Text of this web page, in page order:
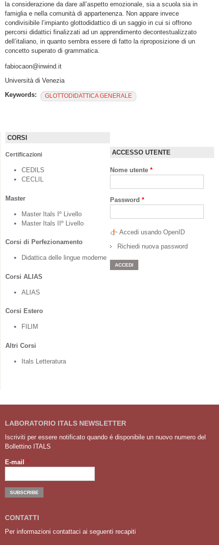
la considerazione da dare all’aspetto emozionale, sia a scuola sia in
famiglia e nella comunità di appartenenza. Non appare invece
condivisibile l’impianto glottodidattico di un saggio in cui si offrono
percorsi didattici finalizzati ad un apprendimento decontestualizzato
dell’italiano, in quanto sembra essere di fatto la riproposizione di un
concetto superato di grammatica.
fabiocaon@inwind.it
Università di Venezia
Keywords:
GLOTTODIDATTICA GENERALE
CORSI
Certificazioni
CEDILS
CECLIL
Master
Master Itals Iº Livello
Master Itals IIº Livello
Corsi di Perfezionamento
Didattica delle lingue moderne
Corsi ALIAS
ALIAS
Corsi Estero
FILIM
Altri Corsi
Itals Letteratura
ACCESSO UTENTE
Nome utente *
Password *
Accedi usando OpenID
Richiedi nuova password
LABORATORIO ITALS NEWSLETTER
Iscriviti per essere notificato quando é disponibile un nuovo numero del
Bollettino ITALS
E-mail *
CONTATTI
Per informazioni contattaci ai seguenti recapiti